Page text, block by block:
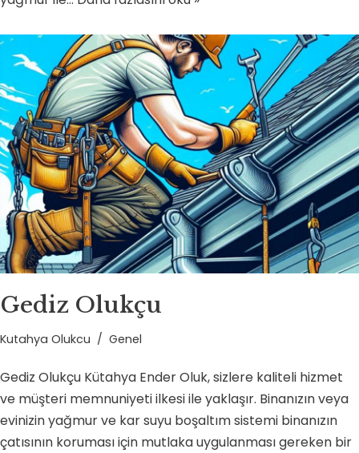
Gediz Olukçu
Kutahya Olukcu Genel
Gediz Olukçu Kütahya Ender Oluk, sizlere kaliteli hizmet
ve müşteri memnuniyeti ilkesi ile yaklaşır. Binanızın veya
evinizin yağmur ve kar suyu boşaltım sistemi binanızın
çatısının koruması için mutlaka uygulanması gereken bir